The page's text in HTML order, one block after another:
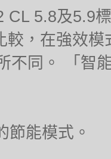
CL 5.8及5.9
，在強效模
不同。 「智
節能模式。